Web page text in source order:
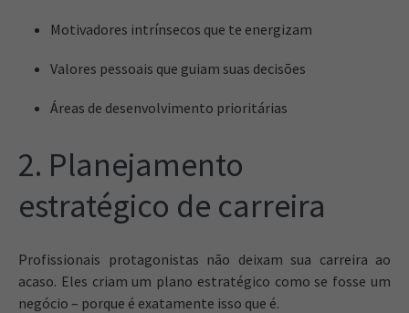
Motivadores intrínsecos que te energizam
Valores pessoais que guiam suas decisões
Áreas de desenvolvimento prioritárias
2. Planejamento
estratégico de carreira
Profissionais protagonistas não deixam sua carreira ao
acaso. Eles criam um plano estratégico como se fosse um
negócio – porque é exatamente isso que é.